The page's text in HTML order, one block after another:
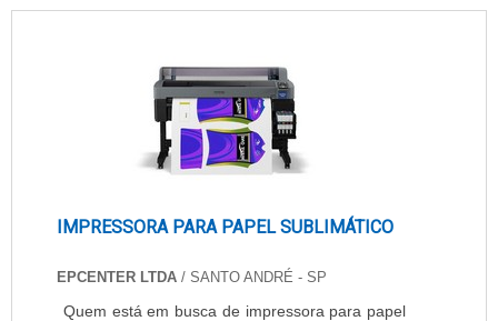
IMPRESSORA PARA PAPEL SUBLIMÁTICO
EPCENTER LTDA / SANTO ANDRÉ - SP
Quem está em busca de impressora para papel